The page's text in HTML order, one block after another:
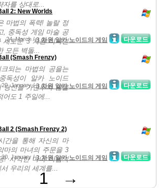
자를 상대로...
2: New Worlds
마법의 폭력! 놀랄 정
, 중독성 게임 마술 공
새로운 3 차원 디자인
모든 벽돌...
다운로드
24, March /3 차원 알카 노이드의 게임
(Smash Frenzy)
크되는 마법의 공을는
독성이 알카 노이드
당신을 가만두지 않을
어도 1 주일에...
다운로드
20, January /3 차원 알카 노이드의 게임
2 (Smash Frenzy 2)
간을 통해 자신의 마
마의 마녀의 주문을 3
! 사악한 마녀 마법의
우리의 세계를...
다운로드
20, January /3 차원 알카 노이드의 게임
1 →